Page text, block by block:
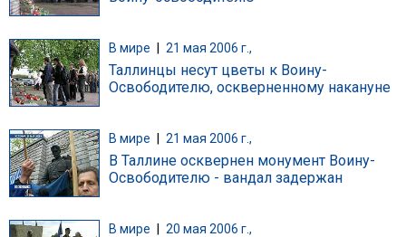
В мире 21 мая 2006 г.,
Таллинцы несут цветы к Воину-
Освободителю, оскверненному накануне
В мире 21 мая 2006 г.,
В Таллине осквернен монумент Воину-
Освободителю - вандал задержан
В мире 20 мая 2006 г.,